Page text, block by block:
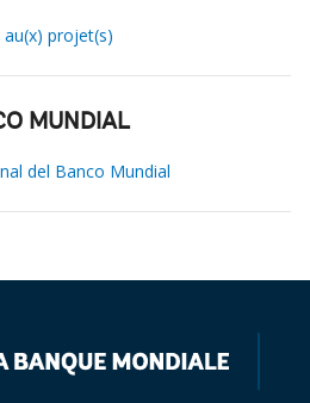
projet(s)
MUNDIAL
del Banco Mundial